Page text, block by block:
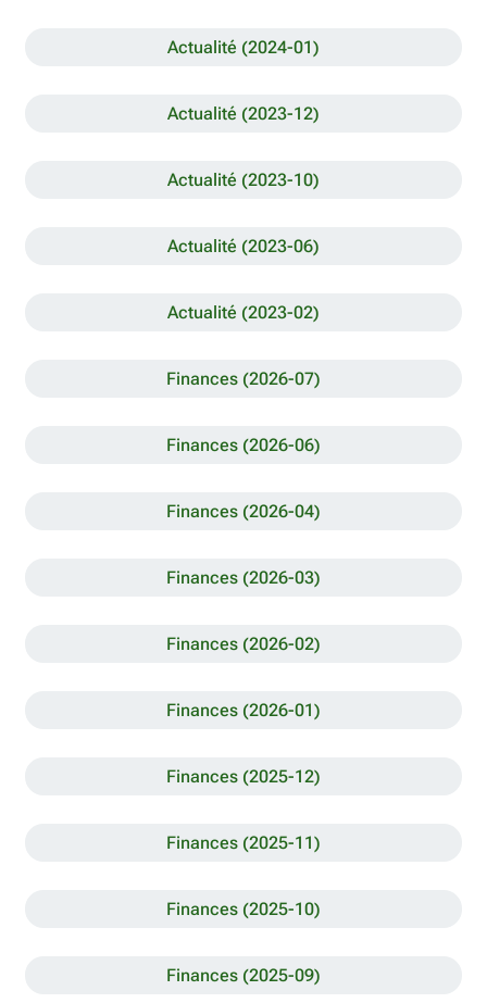
Actualité (2024-01)
Actualité (2023-12)
Actualité (2023-10)
Actualité (2023-06)
Actualité (2023-02)
Finances (2026-07)
Finances (2026-06)
Finances (2026-04)
Finances (2026-03)
Finances (2026-02)
Finances (2026-01)
Finances (2025-12)
Finances (2025-11)
Finances (2025-10)
Finances (2025-09)